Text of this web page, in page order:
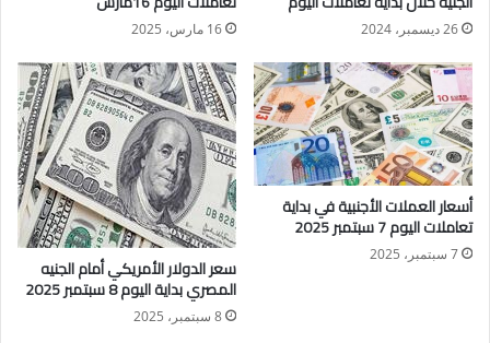
ومن المتوقع أن تكون مواعيد عمل البنوك المصرية في شهر رمضان
بالنسبة للموظفين من الساعة التاسعة صباحا إلى الساعة الثانية بعد
الظهر.
بينما تكون مواعيد عمل البنوك المصرية في شهر رمضان 2023
بالنسبة للجمهور، من الساعة التاسعة والنصف صباحا إلى الساعة
الواحدة والنصف بعد الظهر.
26 ديسمبر، 2024 16 مارس، 2025
أسعار العملات الأجنبية في بداية
تعاملات اليوم 7 سبتمبر 2025
7 سبتمبر، 2025
سعر الدولار الأمريكي أمام الجنيه
المصري بداية اليوم 8 سبتمبر 2025
8 سبتمبر، 2025